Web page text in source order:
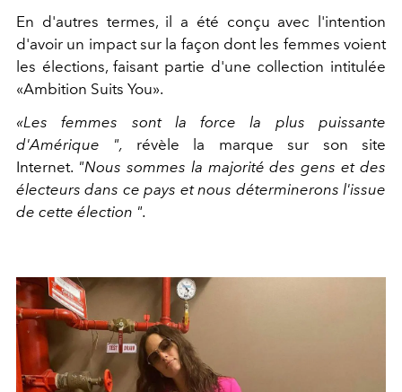
En d'autres termes, il a été conçu avec l'intention
d'avoir un impact sur la façon dont les femmes voient
les élections, faisant partie d'une collection intitulée
«Ambition Suits You».
«Les femmes sont la force la plus puissante
d'Amérique ", révèle la marque sur son site
Internet. "Nous sommes la majorité des gens et des
électeurs dans ce pays et nous déterminerons l'issue
de cette élection ".